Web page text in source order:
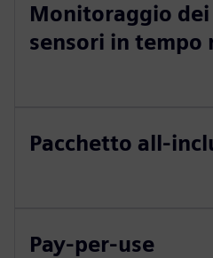
Monitoraggio
sensori in tempo
Pacchetto all-
Pay-per-use